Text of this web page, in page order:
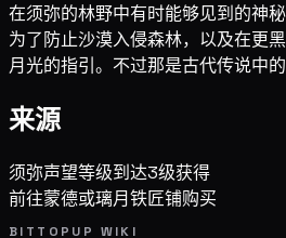
在须弥的林野中有时能够见到的神
为了防止沙漠入侵森林，以及在更
月光的指引。不过那是古代传说中的
来源
须弥声望等级到达3级获得
前往蒙德或璃月铁匠铺购买
BITTOPUP WIKI